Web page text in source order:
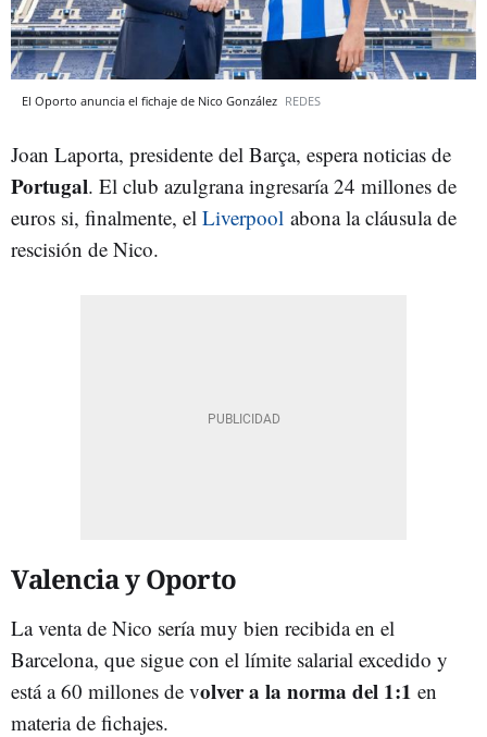
El Oporto anuncia el fichaje de Nico González REDES
Joan Laporta, presidente del Barça, espera noticias de
Portugal. El club azulgrana ingresaría 24 millones de
euros si, finalmente, el Liverpool abona la cláusula de
rescisión de Nico.
Valencia y Oporto
La venta de Nico sería muy bien recibida en el
Barcelona, que sigue con el límite salarial excedido y
está a 60 millones de volver a la norma del 1:1 en
materia de fichajes.